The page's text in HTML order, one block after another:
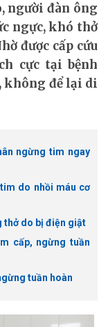
người đàn ông
ngực, khó thở
được cấp cứu
cực tại bệnh
không để lại di
ngừng tim ngay
do nhồi máu cơ
thở do bị điện giật
cấp, ngừng tuần
tuần hoàn